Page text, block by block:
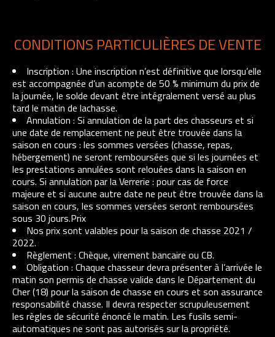
CONDITIONS PARTICULIÈRES DE VENTE
Inscription : Une inscription n’est définitive que lorsqu’elle
est accompagnée d’un acompte de 50 % minimum du prix de
la journée, le solde devant être intégralement versé au plus
tard le matin de lachasse.
Annulation : Si annulation de la part des chasseurs et si
une date de remplacement ne peut être trouvée dans la
saison en cours : les sommes versées (chasse, repas,
hébergement) ne seront remboursées que si les journées et
les prestations annulées sont relouées dans la saison en
cours. Si annulation par la Verrerie : pour cas de force
majeure et si aucune autre date ne peut être trouvée dans la
saison en cours, les sommes versées seront remboursées
sous 30 jours.Prix
Nos prix sont valables pour la saison de chasse 2021 /
2022.
Règlement : Chèque, virement bancaire ou CB.
Obligation : Chaque chasseur devra présenter à l’arrivée le
matin son permis de chasse valide dans le Département du
Cher (18) pour la saison de chasse en cours et son assurance
responsabilité chasse. Il devra respecter scrupuleusement
les règles de sécurité énoncé le matin. Les fusils semi-
automatiques ne sont pas autorisés sur la propriété.